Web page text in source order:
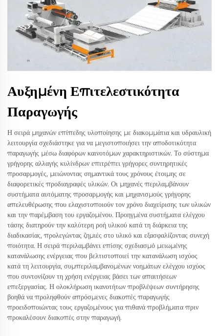
Αυξημένη Επιτελεστικότητα
Παραγωγής
Η σειρά μηχανών επίπεδης υλοποίησης με διακομμάτια και υδραυλική
λειτουργία σχεδιάστηκε για να μεγιστοποιήσει την αποδοτικότητα
παραγωγής μέσω διαφόρων καινοτόμων χαρακτηριστικών. Το σύστημα
γρήγορης αλλαγής κυλίνδρων επιτρέπει γρήγορες συντηρητικές
προσαρμογές, μειώνοντας σημαντικά τους χρόνους έτοιμης σε
διαφορετικές προδιαγραφές υλικών. Οι μηχανές περιλαμβάνουν
συστήματα αυτόματης προσαρμογής και μηχανισμούς γρήγορης
απελευθέρωσης που ελαχιστοποιούν τον χρόνο διαχείρισης των υλικών
και την παρέμβαση του εργαζομένου. Προηγμένα συστήματα ελέγχου
τάσης διατηρούν την καλύτερη ροή υλικού κατά τη διάρκεια της
διαδικασίας, προλεγώντας ζημιές στο υλικό και εξασφαλίζοντας συνεχή
ποιότητα. Η σειρά περιλαμβάνει επίσης σχεδιασμό μειωμένης
κατανάλωσης ενέργειας που βελτιστοποιεί την κατανάλωση ισχύος
κατά τη λειτουργία, συμπεριλαμβανομένων νοημάτων ελέγχου ισχύος
που συντονίζουν τη χρήση ενέργειας βάσει των απαιτήσεων
επεξεργασίας. Η ολοκλήρωση ικανοτήτων προβλέψεων συντήρησης
βοηθά να προληφθούν απρόσμενες διακοπές παραγωγής
προειδοποιώντας τους εργαζομένους για πιθανά προβλήματα πριν
προκαλέσουν διακοπές στην παραγωγή.